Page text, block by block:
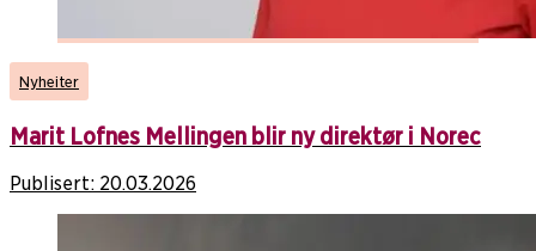
Nyheiter
Marit Lofnes Mellingen blir ny direktør i Norec
Publisert: 20.03.2026